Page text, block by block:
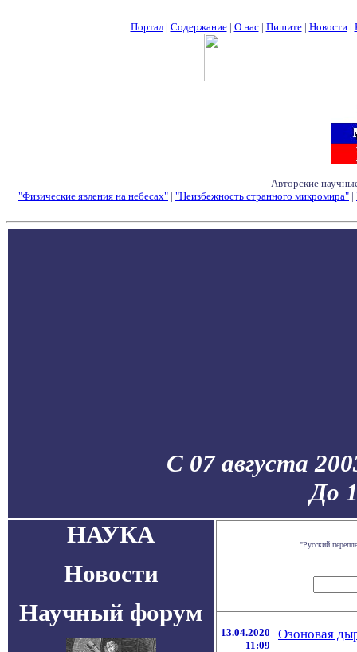
Портал| Содержание| О нас| Пишите| Новости|
Авторские
"Физические явления на небесах" | "Неизбежность странного микромира" |
С 07 августа
До
НАУКА
Новости
Научный форум
"Русский
13.04.2020
11:09
Озоновая